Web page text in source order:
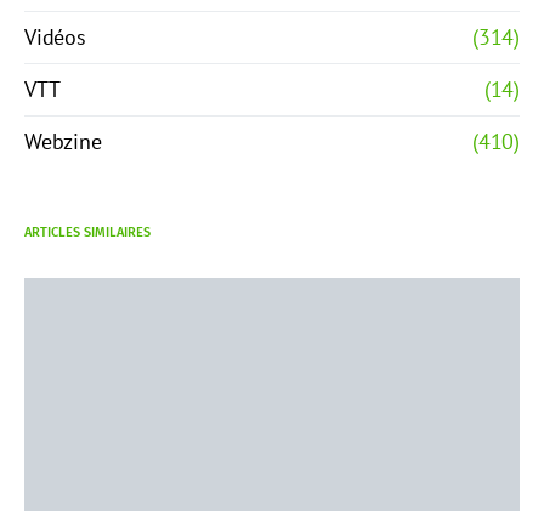
Vidéos
(314)
VTT
(14)
Webzine
(410)
ARTICLES SIMILAIRES